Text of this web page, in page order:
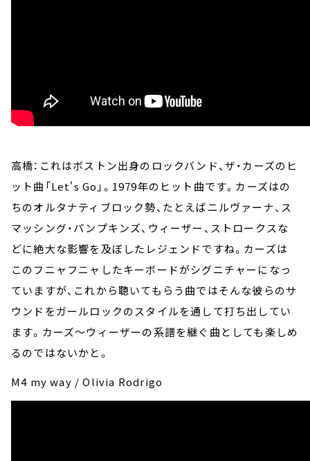
高橋：これはボストン出身のロックバンド、ザ・カーズのヒ
ット曲「Let's Go」。1979年のヒット曲です。カーズはの
ちのオルタナティブロック勢、たとえばニルヴァーナ、ス
マッシング・パンプキンズ、ウィーザー、ストロークスな
どに絶大な影響を及ぼしたレジェンドですね。カーズは
このフニャフニャしたキーボードがシグニチャーになっ
ていますが、これから聴いてもらう曲ではそんな彼らのサ
ウンドをガールロックのスタイルを通して打ち出してい
ます。カーズ～ウィーザーの系譜を継ぐ曲としても楽しめ
るのではないかと。
M4 my way / Olivia Rodrigo